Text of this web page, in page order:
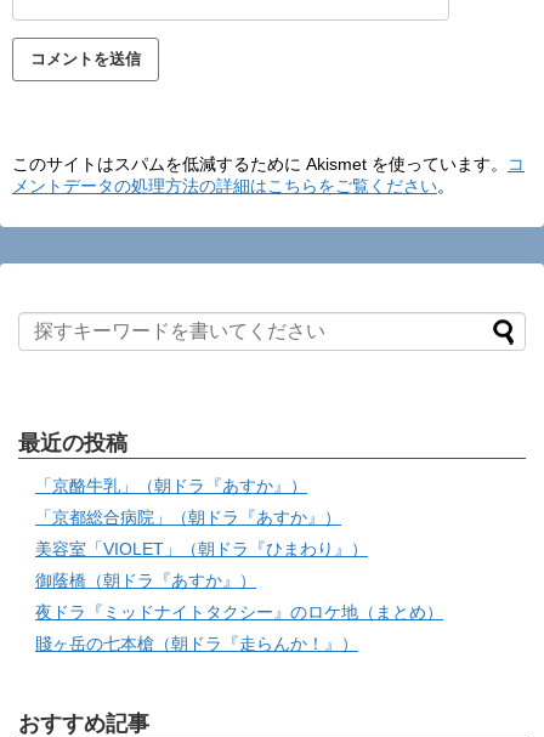
このサイトはスパムを低減するために Akismet を使っています。
コ
メントデータの処理方法の詳細はこちらをご覧ください。
最近の投稿
「京酪牛乳」（朝ドラ『あすか』）
「京都総合病院」（朝ドラ『あすか』）
美容室「VIOLET」（朝ドラ『ひまわり』）
御蔭橋（朝ドラ『あすか』）
夜ドラ『ミッドナイトタクシー』のロケ地（まとめ）
賤ヶ岳の七本槍（朝ドラ『走らんか！』）
おすすめ記事